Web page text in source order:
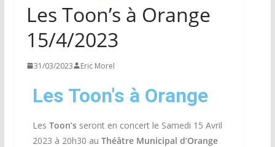
Les Toon’s à Orange
15/4/2023
31/03/2023 Eric Morel
Les Toon's à Orange
Les Toon’sseront en concert le Samedi 15 Avril
2023 à 20h30 au Théâtre Municipal d’Orange